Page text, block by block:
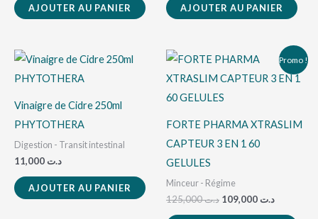
AJOUTER AU PANIER AJOUTER AU PANIER
Vinaigre de Cidre 250ml
PHYTOTHERA
Digestion - Transit intestinal
د.ت
AJOUTER AU PANIER
Promo !
FORTE PHARMA XTRASLIM
CAPTEUR 3 EN 1 60
GELULES
Minceur - Régime
د.ت125,000
Le
prix
initial
د.ت
Le
prix
actuel